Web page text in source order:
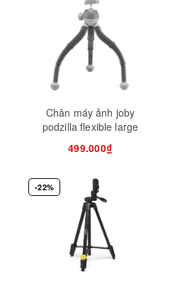
Chân máy ảnh joby
podzilla flexible large
499.000₫
-22%